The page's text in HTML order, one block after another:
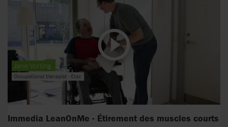
Immedia LeanOnMe - Étirement des muscles courts